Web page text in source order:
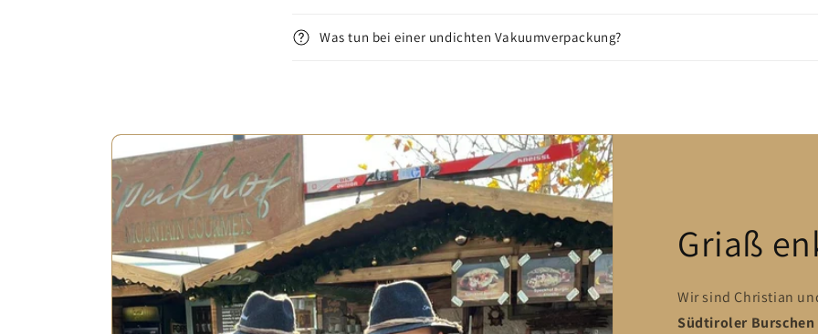
Was tun bei einer undichten Vakuumverpackung?
Griaß
Wir sind Christian
Südtiroler Burschen